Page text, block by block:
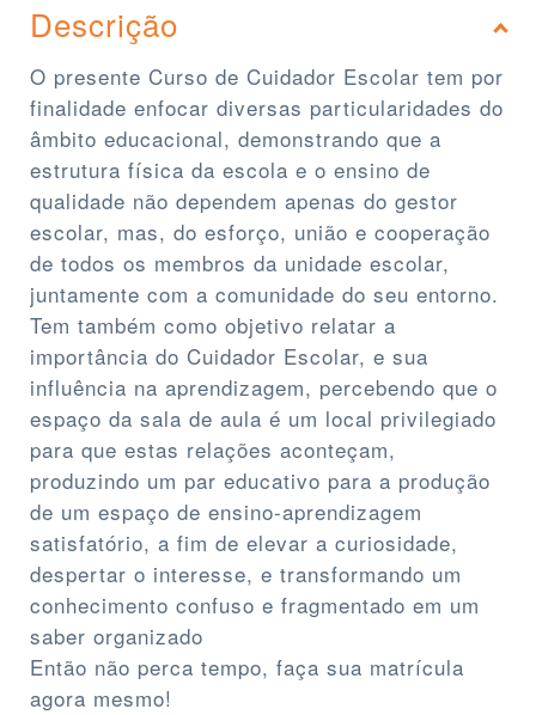
Descrição
O presente Curso de Cuidador Escolar tem por
finalidade enfocar diversas particularidades do
âmbito educacional, demonstrando que a
estrutura física da escola e o ensino de
qualidade não dependem apenas do gestor
escolar, mas, do esforço, união e cooperação
de todos os membros da unidade escolar,
juntamente com a comunidade do seu entorno.
Tem também como objetivo relatar a
importância do Cuidador Escolar, e sua
influência na aprendizagem, percebendo que o
espaço da sala de aula é um local privilegiado
para que estas relações aconteçam,
produzindo um par educativo para a produção
de um espaço de ensino-aprendizagem
satisfatório, a fim de elevar a curiosidade,
despertar o interesse, e transformando um
conhecimento confuso e fragmentado em um
saber organizado
Então não perca tempo, faça sua matrícula
agora mesmo!